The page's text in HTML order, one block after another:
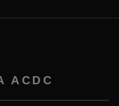
ACDC